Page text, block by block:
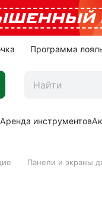
Программа
Аренда инструментов
Панели и экраны